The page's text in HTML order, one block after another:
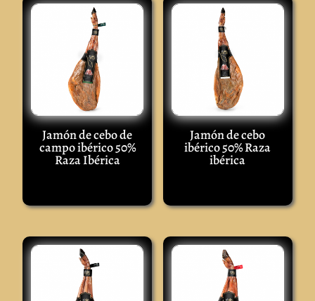
Jamón de cebo de
campo ibérico 50%
Raza Ibérica
Jamón de cebo
ibérico 50% Raza
ibérica